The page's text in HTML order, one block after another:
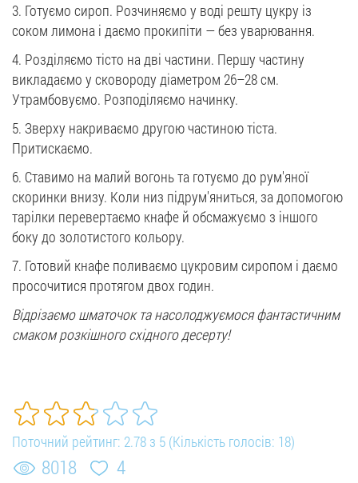
3. Готуємо сироп. Розчиняємо у воді решту цукру із
соком лимона і даємо прокипіти — без уварювання.
4. Розділяємо тісто на дві частини. Першу частину
викладаємо у сковороду діаметром 26–28 см.
Утрамбовуємо. Розподіляємо начинку.
5. Зверху накриваємо другою частиною тіста.
Притискаємо.
6. Ставимо на малий вогонь та готуємо до рум'яної
скоринки внизу. Коли низ підрум'яниться, за допомогою
тарілки перевертаємо кнафе й обсмажуємо з іншого
боку до золотистого кольору.
7. Готовий кнафе поливаємо цукровим сиропом і даємо
просочитися протягом двох годин.
Відрізаємо шматочок та насолоджуємося фантастичним
смаком розкішного східного десерту!
Поточний рейтинг: 2.78 з 5 (Кількість голосів: 18)
8018 4